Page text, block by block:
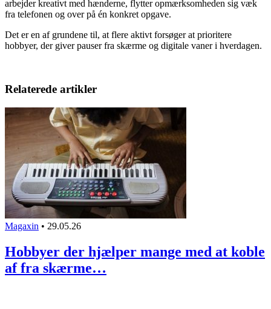
arbejder kreativt med hænderne, flytter opmærksomheden sig væk
fra telefonen og over på én konkret opgave.
Det er en af grundene til, at flere aktivt forsøger at prioritere
hobbyer, der giver pauser fra skærme og digitale vaner i hverdagen.
Relaterede artikler
Magaxin • 29.05.26
Hobbyer der hjælper mange med at koble
af fra skærme…